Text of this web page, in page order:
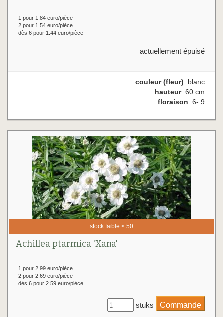
1 pour 1.84 euro/pièce
2 pour 1.54 euro/pièce
dès 6 pour 1.44 euro/pièce
actuellement épuisé
couleur (fleur): blanc
hauteur: 60 cm
floraison: 6- 9
stock faible < 50
Achillea ptarmica 'Xana'
1 pour 2.99 euro/pièce
2 pour 2.69 euro/pièce
dès 6 pour 2.59 euro/pièce
stuks